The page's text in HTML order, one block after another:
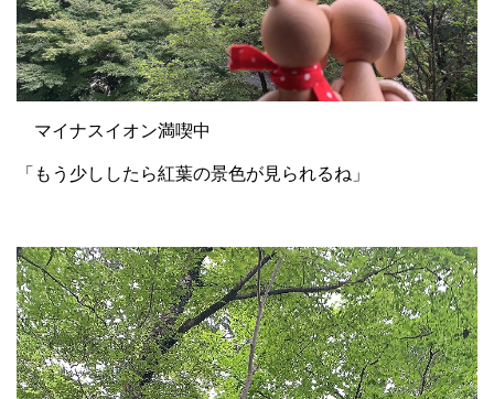
マイナスイオン満喫中
「もう少ししたら紅葉の景色が見られるね」